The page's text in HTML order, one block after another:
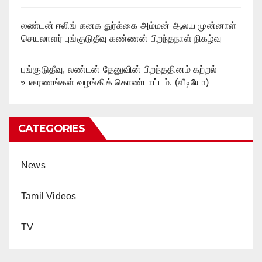
லண்டன் ஈலிங் கனக துர்க்கை அம்மன் ஆலய முன்னாள்
செயலாளர் புங்குடுதீவு கண்ணன் பிறந்தநாள் நிகழ்வு
புங்குடுதீவு, லண்டன் தேனுவின் பிறந்ததினம் கற்றல்
உபகரணங்கள் வழங்கிக் கொண்டாட்டம். (வீடியோ)
CATEGORIES
News
Tamil Videos
TV